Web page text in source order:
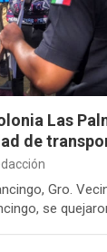
Las
de
Gro.
se